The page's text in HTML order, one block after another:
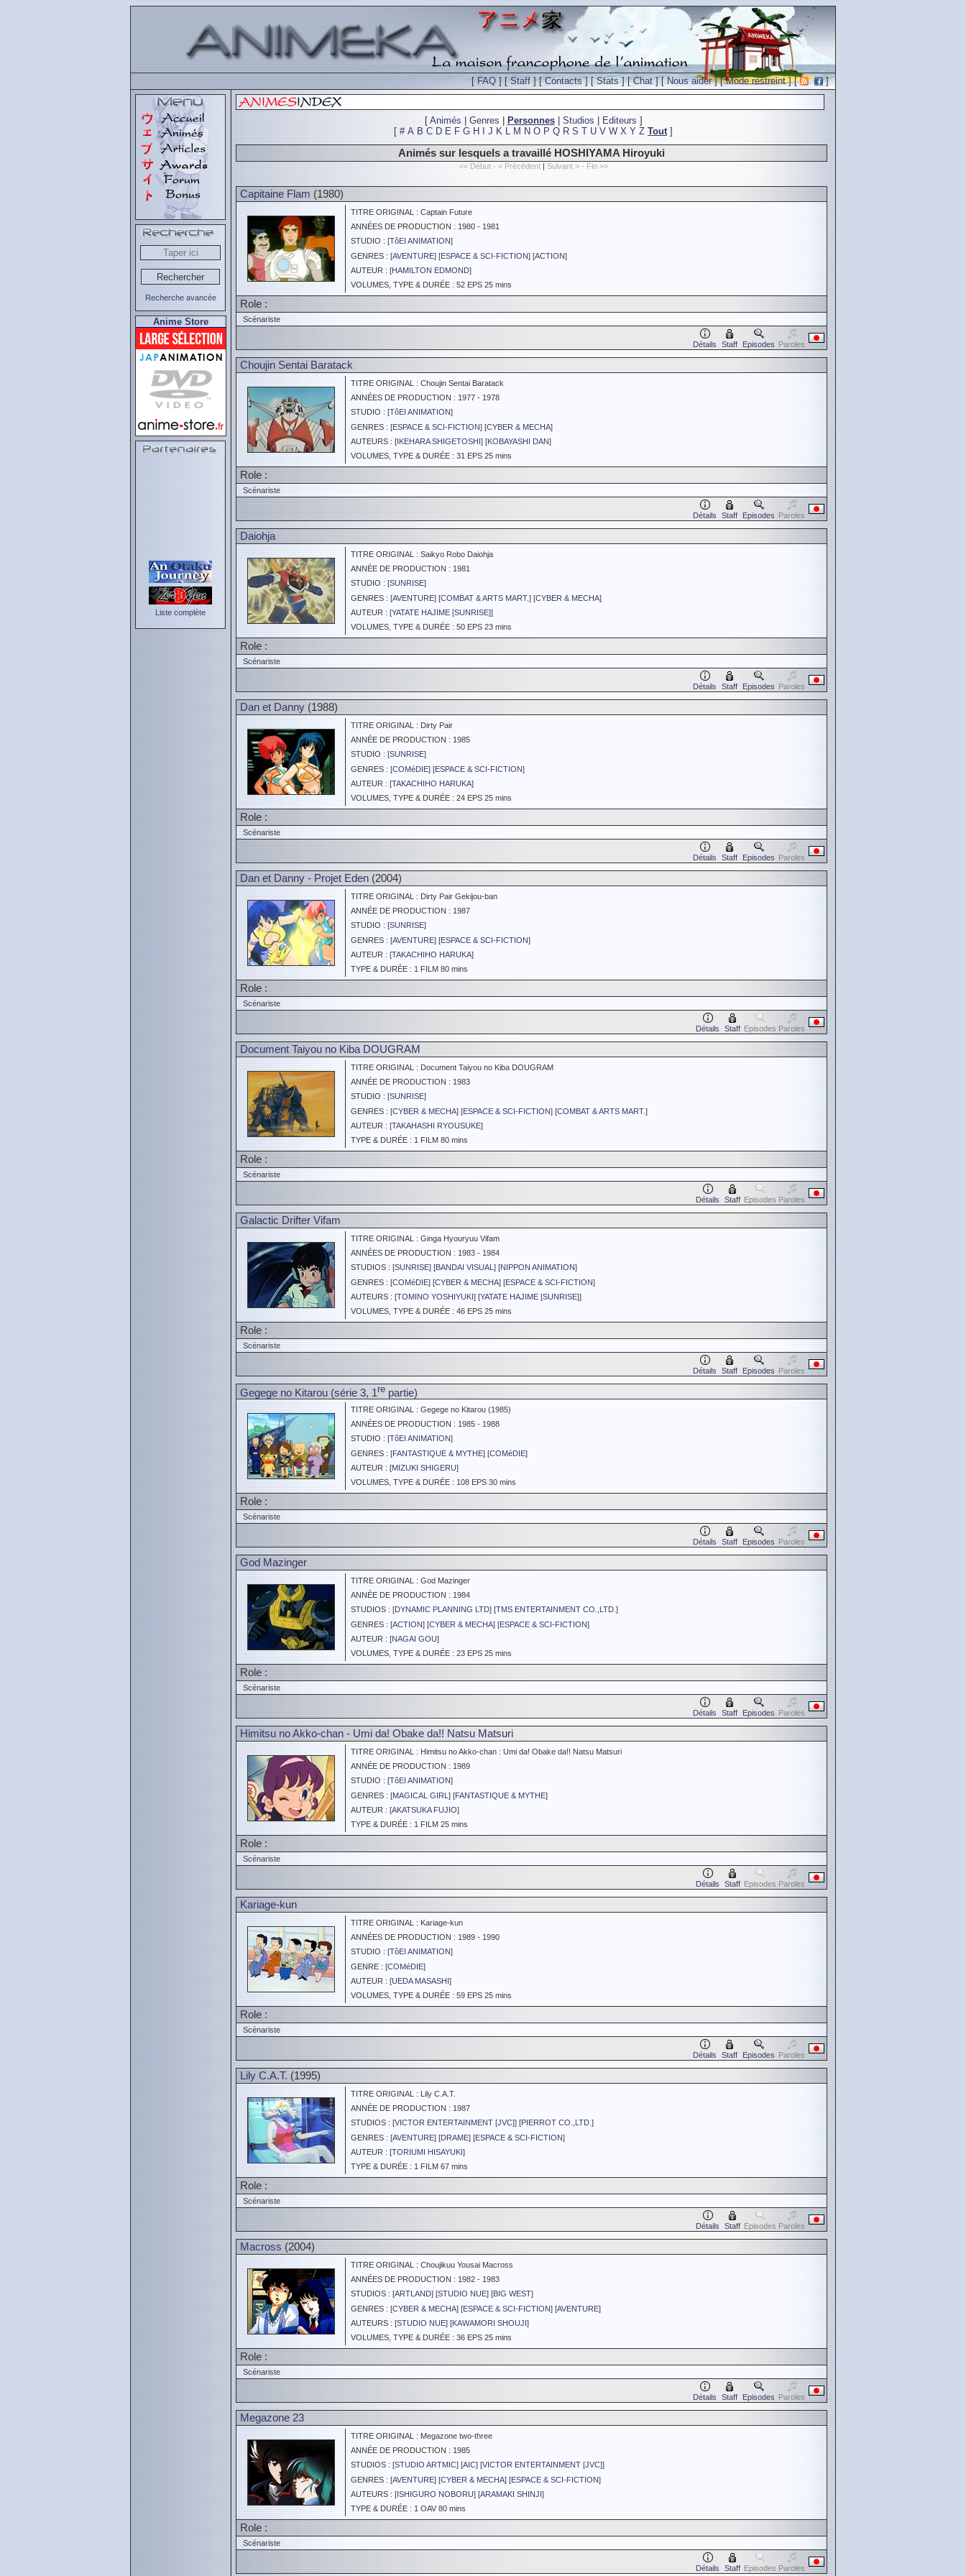
[FAQ ] [Staff ] [Contacts] [Stats] [Chat] [Nous aider] [Mode restreint] [ ]
Recherche avancée
Anime Store
Liste complète
[ Animés Genres Personnes| Studios Editeurs ]
[ # A B C D E F G H J K L M N O P Q R S T U V W X Y Z Tout]
Animés sur lesquels a travaillé HOSHIYAMA Hiroyuki
<< Début - < Précédent | Suivant > - Fin >>
Capitaine Flam (1980)
TITRE ORIGINAL : Captain Future
ANNÉES DE PRODUCTION : 1980 - 1981
STUDIO : [TôEI ANIMATION]
GENRES : [AVENTURE] [ESPACE & SCI-FICTION] [ACTION]
AUTEUR : [HAMILTON EDMOND]
VOLUMES, TYPE & DURÉE : 52 EPS 25 mins
Role :
Scénariste
Détails Staff Episodes Paroles
Choujin Sentai Baratack
TITRE ORIGINAL : Choujin Sentai Baratack
ANNÉES DE PRODUCTION : 1977 - 1978
STUDIO : [TôEI ANIMATION]
GENRES : [ESPACE & SCI-FICTION] [CYBER & MECHA]
AUTEURS : [IKEHARA SHIGETOSHI] [KOBAYASHI DAN]
VOLUMES, TYPE & DURÉE : 31 EPS 25 mins
Role :
Scénariste
Détails Staff Episodes Paroles
Daiohja
TITRE ORIGINAL : Saikyo Robo Daiohja
ANNÉE DE PRODUCTION : 1981
STUDIO : [SUNRISE]
GENRES : [AVENTURE] [COMBAT & ARTS MART.] [CYBER & MECHA]
AUTEUR : [YATATE HAJIME [SUNRISE]]
VOLUMES, TYPE & DURÉE : 50 EPS 23 mins
Role :
Scénariste
Détails Staff Episodes Paroles
Dan et Danny (1988)
TITRE ORIGINAL : Dirty Pair
ANNÉE DE PRODUCTION : 1985
STUDIO : [SUNRISE]
GENRES : [COMéDIE] [ESPACE & SCI-FICTION]
AUTEUR : [TAKACHIHO HARUKA]
VOLUMES, TYPE & DURÉE : 24 EPS 25 mins
Role :
Scénariste
Détails Staff Episodes Paroles
Dan et Danny - Projet Eden (2004)
TITRE ORIGINAL : Dirty Pair Gekijou-ban
ANNÉE DE PRODUCTION : 1987
STUDIO : [SUNRISE]
GENRES : [AVENTURE] [ESPACE & SCI-FICTION]
AUTEUR : [TAKACHIHO HARUKA]
TYPE & DURÉE : 1 FILM 80 mins
Role :
Scénariste
Détails Staff Episodes Paroles
Document Taiyou no Kiba DOUGRAM
TITRE ORIGINAL : Document Taiyou no Kiba DOUGRAM
ANNÉE DE PRODUCTION : 1983
STUDIO : [SUNRISE]
GENRES : [CYBER & MECHA] [ESPACE & SCI-FICTION] [COMBAT & ARTS MART.]
AUTEUR : [TAKAHASHI RYOUSUKE]
TYPE & DURÉE : 1 FILM 80 mins
Role :
Scénariste
Détails Staff Episodes Paroles
Galactic Drifter Vifam
TITRE ORIGINAL : Ginga Hyouryuu Vifam
ANNÉES DE PRODUCTION : 1983 - 1984
STUDIOS : [SUNRISE] [BANDAI VISUAL ] [NIPPON ANIMATION]
GENRES : [COMéDIE] [CYBER & MECHA] [ESPACE & SCI-FICTION]
AUTEURS : [TOMINO YOSHIYUKI] [YATATE HAJIME [SUNRISE]]
VOLUMES, TYPE & DURÉE : 46 EPS 25 mins
Role :
Scénariste
Détails Staff Episodes Paroles
Gegege no Kitarou (série 3, 1re partie)
TITRE ORIGINAL : Gegege no Kitarou (1985)
ANNÉES DE PRODUCTION : 1985 - 1988
STUDIO : [TôEI ANIMATION]
GENRES : [FANTASTIQUE & MYTHE] [COMéDIE]
AUTEUR : [MIZUKI SHIGERU]
VOLUMES, TYPE & DURÉE : 108 EPS 30 mins
Role :
Scénariste
Détails Staff Episodes Paroles
God Mazinger
TITRE ORIGINAL : God Mazinger
ANNÉE DE PRODUCTION : 1984
STUDIOS : [DYNAMIC PLANNING LTD] [TMS ENTERTAINMENT CO.,LTD. ]
GENRES : [ACTION] [CYBER & MECHA] [ESPACE & SCI-FICTION]
AUTEUR : [NAGAI GOU]
VOLUMES, TYPE & DURÉE : 23 EPS 25 mins
Role :
Scénariste
Détails Staff Episodes Paroles
Himitsu no Akko-chan - Umi da! Obake da!! Natsu Matsuri
TITRE ORIGINAL : Himitsu no Akko-chan : Umi da! Obake da!! Natsu Matsuri
ANNÉE DE PRODUCTION : 1989
STUDIO : [TôEI ANIMATION]
GENRES : [MAGICAL GIRL ] [FANTASTIQUE & MYTHE]
AUTEUR : [AKATSUKA FUJIO]
TYPE & DURÉE : 1 FILM 25 mins
Role :
Scénariste
Détails Staff Episodes Paroles
Kariage-kun
TITRE ORIGINAL : Kariage-kun
ANNÉES DE PRODUCTION : 1989 - 1990
STUDIO : [TôEI ANIMATION]
GENRE : [COMéDIE]
AUTEUR : [UEDA MASASHI]
VOLUMES, TYPE & DURÉE : 59 EPS 25 mins
Role :
Scénariste
Détails Staff Episodes Paroles
Lily C.A.T. (1995)
TITRE ORIGINAL : Lily C.A.T.
ANNÉE DE PRODUCTION : 1987
STUDIOS : [VICTOR ENTERTAINMENT [JVC]] [PIERROT CO.,LTD. ]
GENRES : [AVENTURE] [DRAME] [ESPACE & SCI-FICTION]
AUTEUR : [TORIUMI HISAYUKI]
TYPE & DURÉE : 1 FILM 67 mins
Role :
Scénariste
Détails Staff Episodes Paroles
Macross (2004)
TITRE ORIGINAL : Choujikuu Yousai Macross
ANNÉES DE PRODUCTION : 1982 - 1983
STUDIOS : [ARTLAND] [STUDIO NUE] [BIG WEST]
GENRES : [CYBER & MECHA] [ESPACE & SCI-FICTION] [AVENTURE]
AUTEURS : [STUDIO NUE] [KAWAMORI SHOUJI]
VOLUMES, TYPE & DURÉE : 36 EPS 25 mins
Role :
Scénariste
Détails Staff Episodes Paroles
Megazone 23
TITRE ORIGINAL : Megazone two-three
ANNÉE DE PRODUCTION : 1985
STUDIOS : [STUDIO ARTMIC] [AIC] [VICTOR ENTERTAINMENT [JVC]]
GENRES : [AVENTURE] [CYBER & MECHA] [ESPACE & SCI-FICTION]
AUTEURS : [ISHIGURO NOBORU] [ARAMAKI SHINJI]
TYPE & DURÉE : 1 OAV 80 mins
Role :
Scénariste
Détails Staff Episodes Paroles